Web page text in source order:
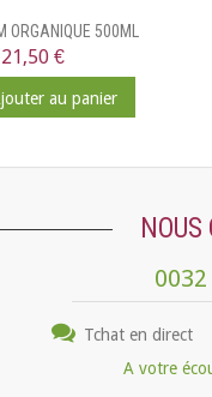
ORGANIQUE 500ML
21,50 €
au panier
NOUS
Tchat en direct
A votre